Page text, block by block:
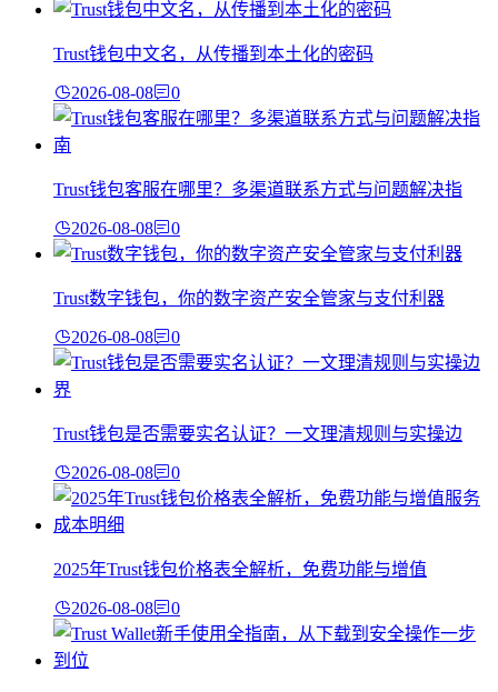
Trust钱包中文名，从传播到本土化的密码
2026-08-08 0
Trust钱包客服在哪里？多渠道联系方式与问题解决指
2026-08-08 0
Trust数字钱包，你的数字资产安全管家与支付利器
2026-08-08 0
Trust钱包是否需要实名认证？一文理清规则与实操边
2026-08-08 0
2025年Trust钱包价格表全解析，免费功能与增值
2026-08-08 0